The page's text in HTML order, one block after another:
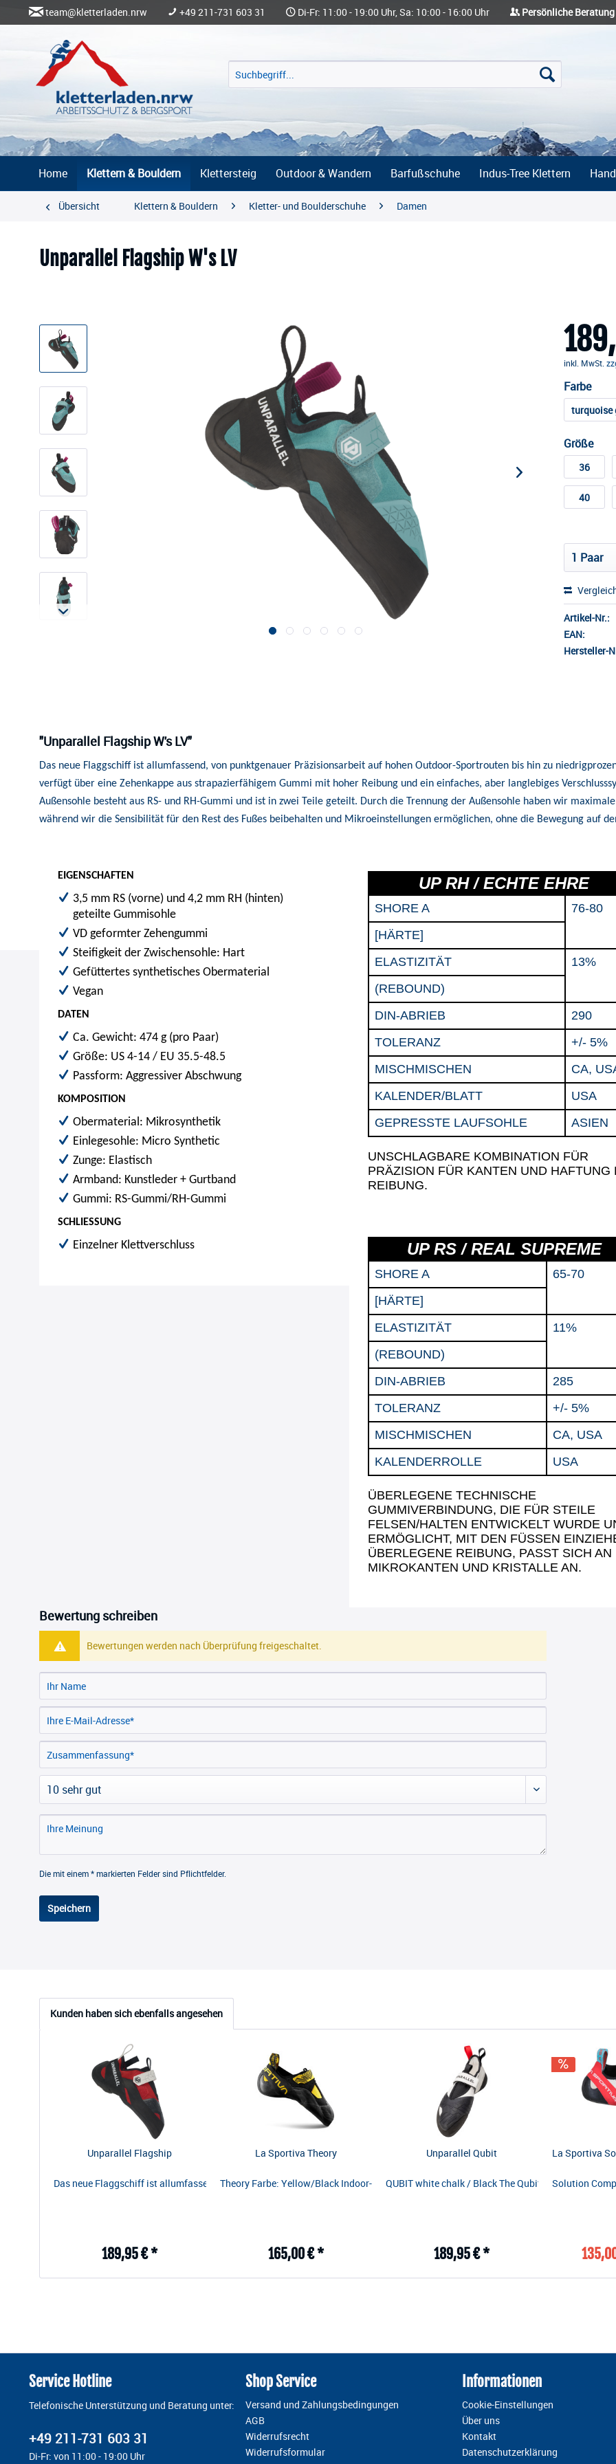
team@kletterladen.nrw +49 211-731 603 31 Di-Fr: 11:00 - 19:00 Uhr, Sa: 10:00 - 16:00 Uhr Persönliche Beratung
Home Klettern & Bouldern Klettersteig Outdoor & Wandern Barfußschuhe Indus-Tree Klettern
Übersicht Klettern & Bouldern Kletter- und Boulderschuhe Damen
Unparallel Flagship W's LV
inkl. MwSt.
Farbe
turquoise
Größe
36
40
Artikel-Nr.:
EAN:
Hersteller-
"Unparallel Flagship W's LV"
Das neue Flaggschiff ist allumfassend, von punktgenauer Präzisionsarbeit auf hohen Outdoor-Sportrouten bis hin zu
verfügt über eine Zehenkappe aus strapazierfähigem Gummi mit hoher Reibung und ein einfaches, aber langlebiges
Außensohle besteht aus RS- und RH-Gummi und ist in zwei Teile geteilt. Durch die Trennung der Außensohle haben wir
während wir die Sensibilität für den Rest des Fußes beibehalten und Mikroeinstellungen ermöglichen, ohne die Bewegung auf
EIGENSCHAFTEN
3,5 mm RS (vorne) und 4,2 mm RH (hinten)
geteilte Gummisohle
VD geformter Zehengummi
Steifigkeit der Zwischensohle: Hart
Gefüttertes synthetisches Obermaterial
Vegan
DATEN
Ca. Gewicht: 474 g (pro Paar)
Größe: US 4-14 / EU 35.5-48.5
Passform: Aggressiver Abschwung
KOMPOSITION
Obermaterial: Mikrosynthetik
Einlegesohle: Micro Synthetic
Zunge: Elastisch
Armband: Kunstleder + Gurtband
Gummi: RS-Gummi/RH-Gummi
SCHLIESSUNG
Einzelner Klettverschluss
UP RH / ECHTE EHRE
SHORE A
76-80
[HÄRTE]
ELASTIZITÄT
13%
(REBOUND)
DIN-ABRIEB
290
TOLERANZ
+/- 5%
MISCHMISCHEN
CA,
KALENDER/BLATT
USA
GEPRESSTE LAUFSOHLE
ASIEN
UNSCHLAGBARE KOMBINATION FÜR
PRÄZISION FÜR KANTEN UND HAFTUNG
REIBUNG.
UP RS / REAL SUPREME
SHORE A
65-70
[HÄRTE]
ELASTIZITÄT
11%
(REBOUND)
DIN-ABRIEB
285
TOLERANZ
+/- 5%
MISCHMISCHEN
CA, USA
KALENDERROLLE
USA
ÜBERLEGENE TECHNISCHE
GUMMIVERBINDUNG, DIE FÜR STEILE
FELSEN/HALTEN ENTWICKELT WURDE
ERMÖGLICHT, MIT DEN FÜSSEN
ÜBERLEGENE REIBUNG, PASST SICH AN
MIKROKANTEN UND KRISTALLE AN.
Bewertung schreiben
Bewertungen werden nach Überprüfung freigeschaltet.
Die mit einem * markierten Felder sind Pflichtfelder.
Speichern
Kunden haben sich ebenfalls angesehen
Unparallel Flagship
Das neue Flaggschiff ist allumfassend, von punktgenauer Präzisionsarbeit auf hohen Outdoor-Sportrouten bis hin zu
189,95 € *
La Sportiva Theory
Theory Farbe: Yellow/Black Indoor-Kletterschuh, entwickelt für eine perfekte Anpassung
165,00 € *
Unparallel Qubit
QUBIT white chalk / Black The Qubit has been
189,95 € *
La Sportiva
Solution
Service Hotline
Telefonische Unterstützung und Beratung unter:
+49 211-731 603 31
Di-Fr: von 11:00 - 19:00 Uhr
Shop Service
Versand und Zahlungsbedingungen
AGB
Widerrufsrecht
Widerrufsformular
Informationen
Cookie-Einstellungen
Über uns
Kontakt
Datenschutzerklärung